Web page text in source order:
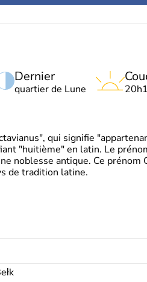
Dernier
quartier de Lune
qui signifie
"huitième" en latin. Le
noblesse antique. Ce prénom
de tradition latine.